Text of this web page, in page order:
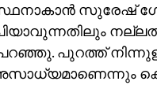
സുരേഷ്
പുറത്ത്
അസാധ്യമാണെന്നും